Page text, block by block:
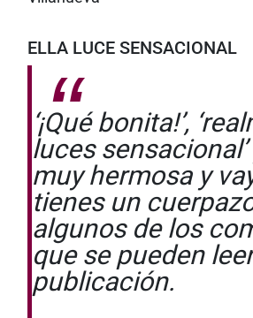
ELLA LUCE SENSACIONAL
‘¡Qué bonita!’,
luces sensacional’
muy hermosa y
tienes un
algunos de los
que se pueden
publicación.